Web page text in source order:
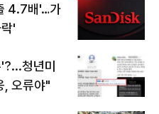
4.7배'…가
'
청년미
, 오류야"